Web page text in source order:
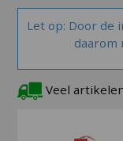
Let op: Door de
daarom
Veel